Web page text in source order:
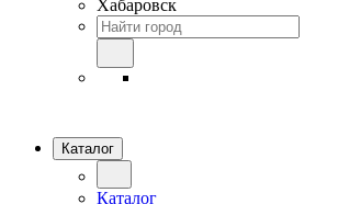
Хабаровск
Каталог
Каталог